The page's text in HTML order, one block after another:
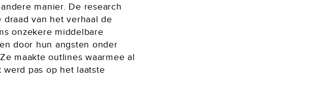
manier. De research
van het verhaal de
onzekere middelbare
door hun angsten onder
maakte outlines waarmee al
pas op het laatste